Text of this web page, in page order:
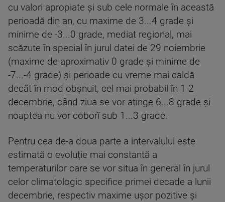
cu valori apropiate și sub cele normale în această
perioadă din an, cu maxime de 3...4 grade și
minime de -3...0 grade, mediat regional, mai
scăzute în special în jurul datei de 29 noiembrie
(maxime de aproximativ 0 grade și minime de
-7...-4 grade) și perioade cu vreme mai caldă
decât în mod obșnuit, cel mai probabil în 1-2
decembrie, când ziua se vor atinge 6...8 grade și
noaptea nu vor coborî sub 1...3 grade.
Pentru cea de-a doua parte a intervalului este
estimată o evoluție mai constantă a
temperaturilor care se vor situa în general în jurul
celor climatologic specifice primei decade a lunii
decembrie, respectiv maxime ușor pozitive și